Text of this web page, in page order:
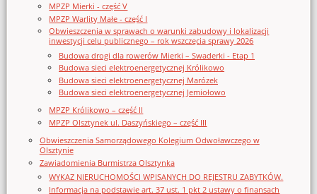
MPZP Mierki - część V
MPZP Warlity Małe - część I
Obwieszczenia w sprawach o warunki zabudowy i lokalizacji
inwestycji celu publicznego – rok wszczęcia sprawy 2026
Budowa drogi dla rowerów Mierki – Swaderki - Etap 1
Budowa sieci elektroenergetycznej Królikowo
Budowa sieci elektroenergetycznej Marózek
Budowa sieci elektroenergetycznej Jemiołowo
MPZP Królikowo – część II
MPZP Olsztynek ul. Daszyńskiego – część III
Obwieszczenia Samorządowego Kolegium Odwoławczego w
Olsztynie
Zawiadomienia Burmistrza Olsztynka
WYKAZ NIERUCHOMOŚCI WPISANYCH DO REJESTRU ZABYTKÓW.
Informacja na podstawie art. 37 ust. 1 pkt 2 ustawy o finansach